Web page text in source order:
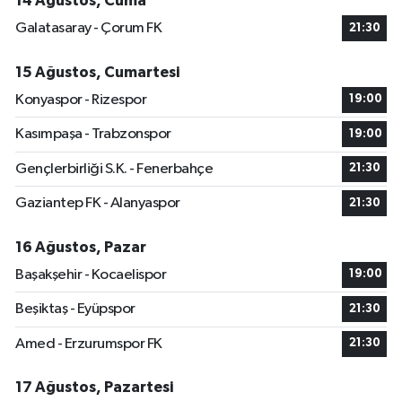
Galatasaray - Çorum FK
21:30
15 Ağustos, Cumartesi
Konyaspor - Rizespor
19:00
Kasımpaşa - Trabzonspor 19:00
Gençlerbirliği S.K. - Fenerbahçe 21:30
Gaziantep FK - Alanyaspor 21:30
16 Ağustos, Pazar
Başakşehir - Kocaelispor
19:00
Beşiktaş - Eyüpspor 21:30
Amed - Erzurumspor FK 21:30
17 Ağustos, Pazartesi